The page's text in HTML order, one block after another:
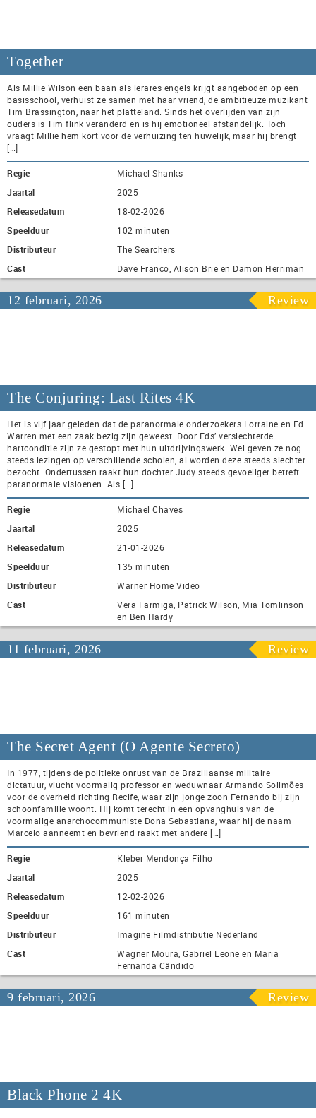
Together
Als Millie Wilson een baan als lerares engels krijgt aangeboden op een
basisschool, verhuist ze samen met haar vriend, de ambitieuze muzikant
Tim Brassington, naar het platteland. Sinds het overlijden van zijn
ouders is Tim flink veranderd en is hij emotioneel afstandelijk. Toch
vraagt Millie hem kort voor de verhuizing ten huwelijk, maar hij brengt
[…]
Regie
Michael Shanks
Jaartal
2025
Releasedatum
18-02-2026
Speelduur
102 minuten
Distributeur
The Searchers
Cast
Dave Franco, Alison Brie en Damon Herriman
12 februari, 2026 Review
The Conjuring: Last Rites 4K
Het is vijf jaar geleden dat de paranormale onderzoekers Lorraine en Ed
Warren met een zaak bezig zijn geweest. Door Eds’ verslechterde
hartconditie zijn ze gestopt met hun uitdrijvingswerk. Wel geven ze nog
steeds lezingen op verschillende scholen, al worden deze steeds slechter
bezocht. Ondertussen raakt hun dochter Judy steeds gevoeliger betreft
paranormale visioenen. Als […]
Regie
Michael Chaves
Jaartal
2025
Releasedatum
21-01-2026
Speelduur
135 minuten
Distributeur
Warner Home Video
Cast
Vera Farmiga, Patrick Wilson, Mia Tomlinson
en Ben Hardy
11 februari, 2026 Review
The Secret Agent (O Agente Secreto)
In 1977, tijdens de politieke onrust van de Braziliaanse militaire
dictatuur, vlucht voormalig professor en weduwnaar Armando Solimões
voor de overheid richting Recife, waar zijn jonge zoon Fernando bij zijn
schoonfamilie woont. Hij komt terecht in een opvanghuis van de
voormalige anarchocommuniste Dona Sebastiana, waar hij de naam
Marcelo aanneemt en bevriend raakt met andere […]
Regie
Kleber Mendonça Filho
Jaartal
2025
Releasedatum
12-02-2026
Speelduur
161 minuten
Distributeur
Imagine Filmdistributie Nederland
Cast
Wagner Moura, Gabriel Leone en Maria
Fernanda Cândido
9 februari, 2026 Review
Black Phone 2 4K